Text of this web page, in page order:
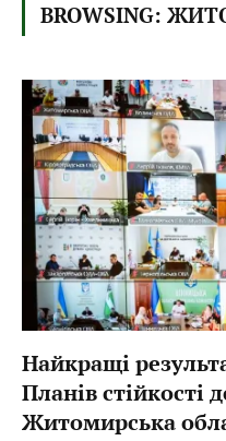
BROWSING:
Найкращі
Планів стійкості
Житомирська